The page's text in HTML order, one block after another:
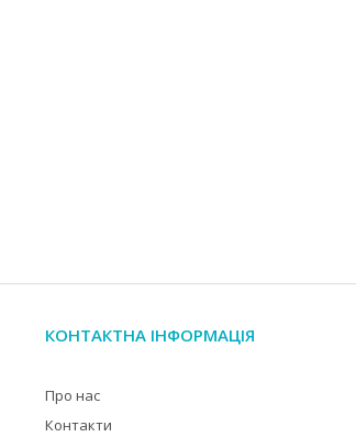
КОНТАКТНА ІНФОРМАЦІЯ
Про нас
Контакти